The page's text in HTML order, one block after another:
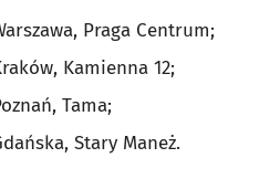
Praga Centrum;
Kamienna 12;
Tama;
Stary Maneż.